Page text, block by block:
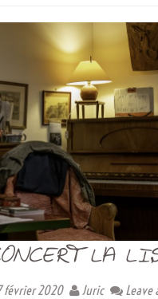
LA
février 2020 Juric Leave